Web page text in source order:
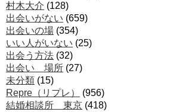
村木大介 (128)
出会いがない (659)
出会いの場 (354)
いい人がいない (25)
出会う方法 (32)
出会い 場所 (27)
未分類 (15)
Repre（リプレ）
(956)
結婚相談所 東京 (418)